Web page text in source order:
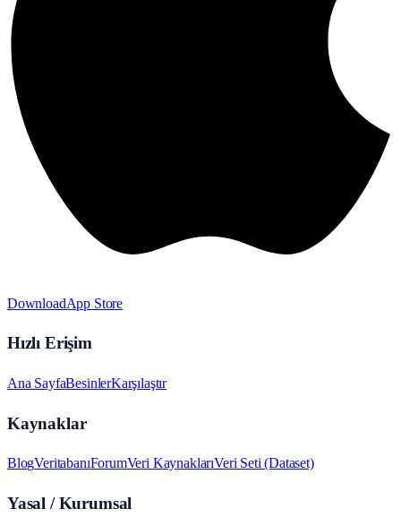
DownloadApp Store
Hızlı Erişim
Ana SayfaBesinlerKarşılaştır
Kaynaklar
BlogVeritabanıForumVeri KaynaklarıVeri Seti (Dataset)
Yasal / Kurumsal